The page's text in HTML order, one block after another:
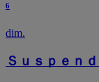
6
dim.
Ｓｕｓｐｅｎ